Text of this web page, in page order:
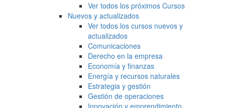
Ver todos los próximos Cursos
Nuevos y actualizados
Ver todos los cursos nuevos y
actualizados
Comunicaciones
Derecho en la empresa
Economía y finanzas
Energía y recursos naturales
Estrategia y gestión
Gestión de operaciones